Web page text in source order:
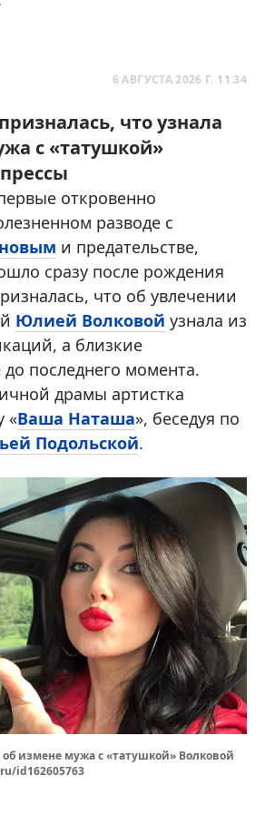
6 АВГУСТА 2026 Г. 11:34
что узнала
с «татушкой»
откровенно
разводе с
и предательстве,
сразу после рождения
что об увлечении
Юлией Волковой узнала из
а близкие
последнего момента.
драмы артистка
«Ваша Наташа», беседуя по
Подольской.
измене мужа с «татушкой» Волковой
id162605763